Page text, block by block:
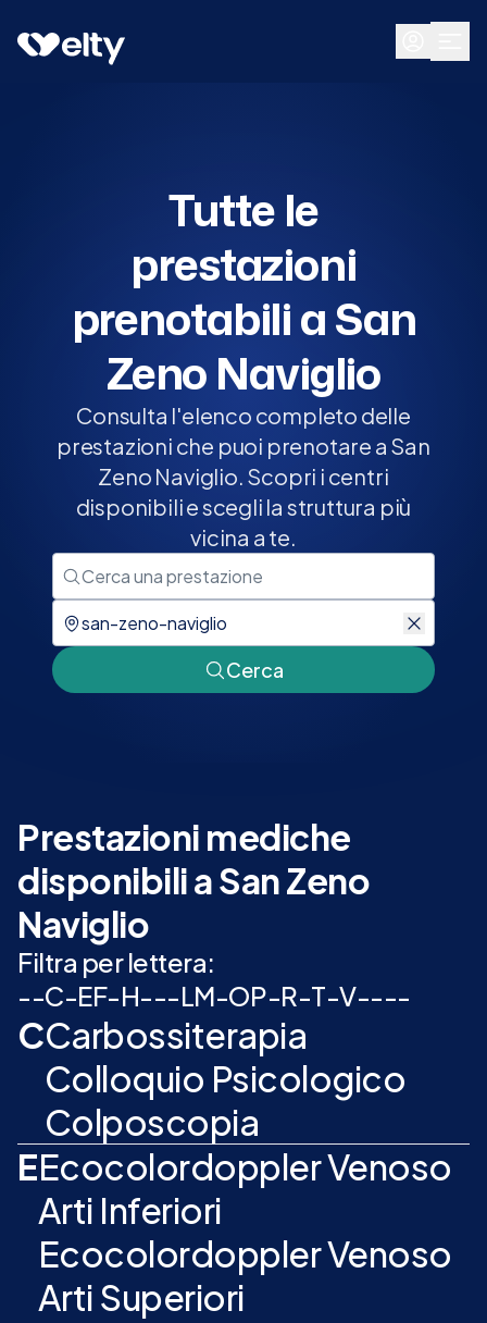
Prenota visita
Tutte le
prestazioni
prenotabili a San
Zeno Naviglio
Consulta l'elenco completo delle
prestazioni che puoi prenotare a San
Zeno Naviglio. Scopri i centri
disponibili e scegli la struttura più
vicina a te.
Cerca
Prestazioni mediche
disponibili a San Zeno
Naviglio
Filtra per lettera:
--C-EF-H---LM-OP-R-T-V----
CCarbossiterapia
Colloquio Psicologico
Colposcopia
EEcocolordoppler Venoso
Arti Inferiori
Ecocolordoppler Venoso
Arti Superiori